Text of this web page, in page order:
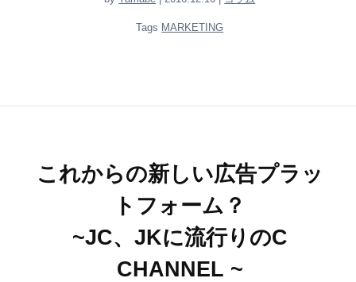
Tags MARKETING
これからの新しい広告プラッ
トフォーム？
~JC、JKに流行りのC
CHANNEL ~